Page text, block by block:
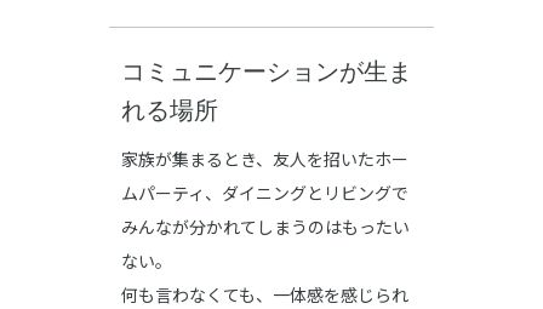
コミュニケーションが生ま
れる場所
家族が集まるとき、友人を招いたホー
ムパーティ、ダイニングとリビングで
みんなが分かれてしまうのはもったい
ない。
何も言わなくても、一体感を感じられ